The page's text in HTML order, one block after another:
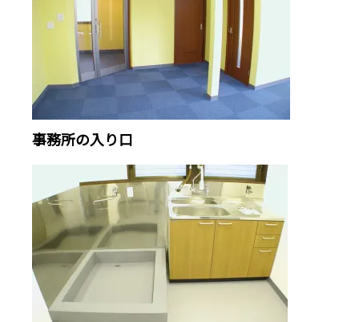
事務所の入り口